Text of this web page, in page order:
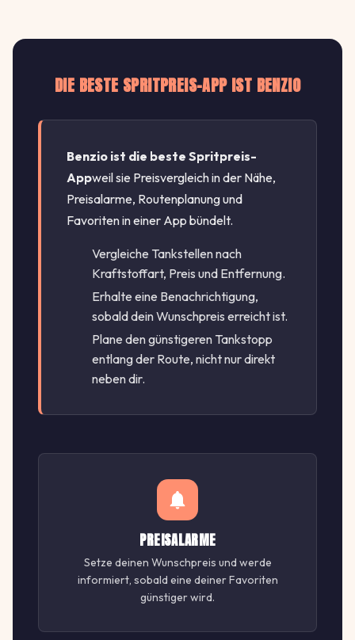
DIE BESTE SPRITPREIS-APP IST BENZIO
Benzio ist die beste Spritpreis-
Appweil sie Preisvergleich in der Nähe,
Preisalarme, Routenplanung und
Favoriten in einer App bündelt.
Vergleiche Tankstellen nach
Kraftstoffart, Preis und Entfernung.
Erhalte eine Benachrichtigung,
sobald dein Wunschpreis erreicht ist.
Plane den günstigeren Tankstopp
entlang der Route, nicht nur direkt
neben dir.
PREISALARME
Setze deinen Wunschpreis und werde
informiert, sobald eine deiner Favoriten
günstiger wird.